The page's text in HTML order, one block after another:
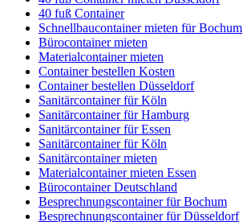
40 fuß Container
Schnellbaucontainer mieten für Bochum
Bürocontainer mieten
Materialcontainer mieten
Container bestellen Kosten
Container bestellen Düsseldorf
Sanitärcontainer für Köln
Sanitärcontainer für Hamburg
Sanitärcontainer für Essen
Sanitärcontainer für Köln
Sanitärcontainer mieten
Materialcontainer mieten Essen
Bürocontainer Deutschland
Besprechnungscontainer für Bochum
Besprechnungscontainer für Düsseldorf